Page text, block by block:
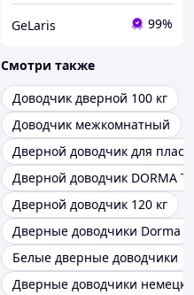
GeLaris 99%
Смотри также
Доводчик дверной 100 кг
Доводчик межкомнатный
Дверной доводчик для
Дверной доводчик DORMA
Дверной доводчик 120 кг
Дверные доводчики Dorma
Белые дверные доводчики
Дверные доводчики